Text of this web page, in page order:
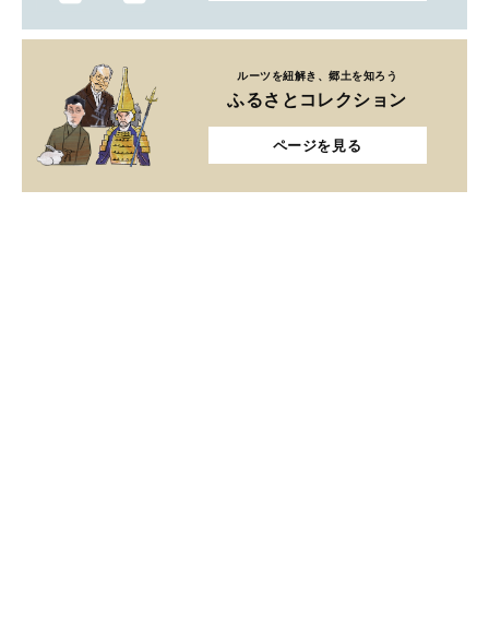
ルーツを紐解き、郷土を知ろう
ふるさとコレクション
ページを見る